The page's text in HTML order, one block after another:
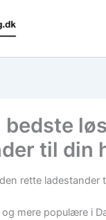
bedste
til din
rette ladestander
og mere populære i